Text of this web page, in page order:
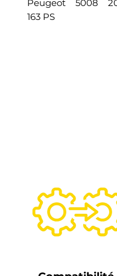
Peugeot 5008
163 PS